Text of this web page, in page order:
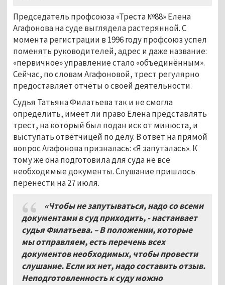
Председатель профсоюза «Треста №88» Елена
Агафонова на суде выглядела растерянной. С
момента регистрации в 1996 году профсоюз успел
поменять руководителей, адрес и даже название:
«первичное» управление стало «объединённым».
Сейчас, по словам Агафоновой, трест регулярно
предоставляет отчёты о своей деятельности.
Судья Татьяна Филатьева так и не смогла
определить, имеет ли право Елена представлять
трест, на который был подан иск от минюста, и
выступать ответчицей по делу. В ответ на прямой
вопрос Агафонова призналась: «Я запуталась». К
тому же она подготовила для суда не все
необходимые документы. Слушание пришлось
перенести на 27 июля.
«Чтобы не запутываться, надо со всеми
документами в суд приходить, - настаивает
судья Филатьева. – В положении, которые
мы отправляем, есть перечень всех
документов необходимых, чтобы провести
слушание. Если их нет, надо составить отзыв.
Неподготовленность к суду можно